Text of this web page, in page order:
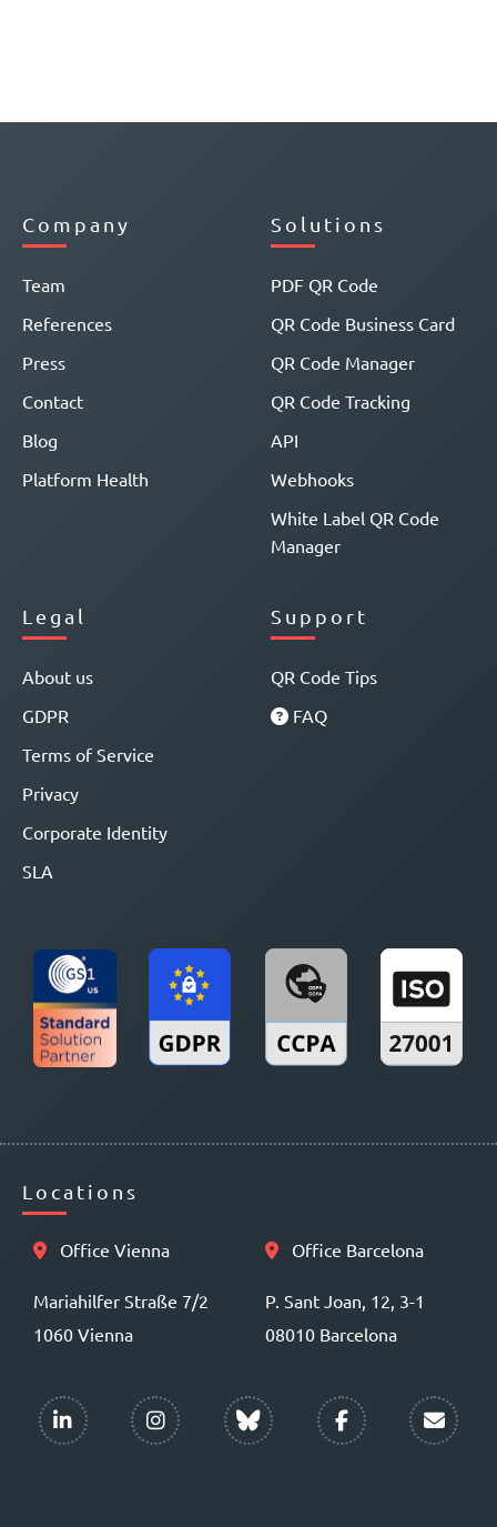
Company
Team
References
Press
Contact
Blog
Platform Health
Solutions
PDF QR Code
QR Code Business Card
QR Code Manager
QR Code Tracking
API
Webhooks
White Label QR Code
Manager
Legal
About us
GDPR
Terms of Service
Privacy
Corporate Identity
SLA
Support
QR Code Tips
FAQ
Locations
Office Vienna
Mariahilfer Straße 7/2
1060 Vienna
Office Barcelona
P. Sant Joan, 12, 3-1
08010 Barcelona